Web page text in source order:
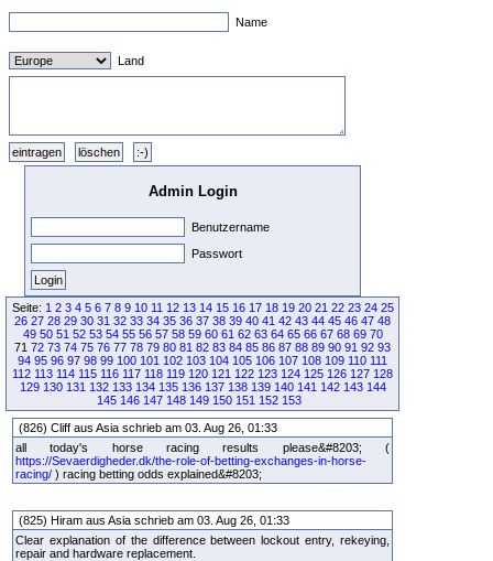
Name
Land
Admin Login
Benutzername
Passwort
Seite: 1 2 3 4 5 6 7 8 9 10 11 12 13 14 15 16 17 18 19 20 21 22 23 24 25
26 27 28 29 30 31 32 33 34 35 36 37 38 39 40 41 42 43 44 45 46 47 48
49 50 51 52 53 54 55 56 57 58 59 60 61 62 63 64 65 66 67 68 69 70
71 72 73 74 75 76 77 78 79 80 81 82 83 84 85 86 87 88 89 90 91 92 93
94 95 96 97 98 99 100 101 102 103 104 105 106 107 108 109 110 111
112 113 114 115 116 117 118 119 120 121 122 123 124 125 126 127 128
129 130 131 132 133 134 135 136 137 138 139 140 141 142 143 144
145 146 147 148 149 150 151 152 153
(826) Cliff aus Asia schrieb am 03. Aug 26, 01:33
all today's horse racing results please&#8203; (
https://Sevaerdigheder.dk/the-role-of-betting-exchanges-in-horse-
racing/ ) racing betting odds explained&#8203;
(825) Hiram aus Asia schrieb am 03. Aug 26, 01:33
Clear explanation of the difference between lockout entry, rekeying,
repair and hardware replacement.